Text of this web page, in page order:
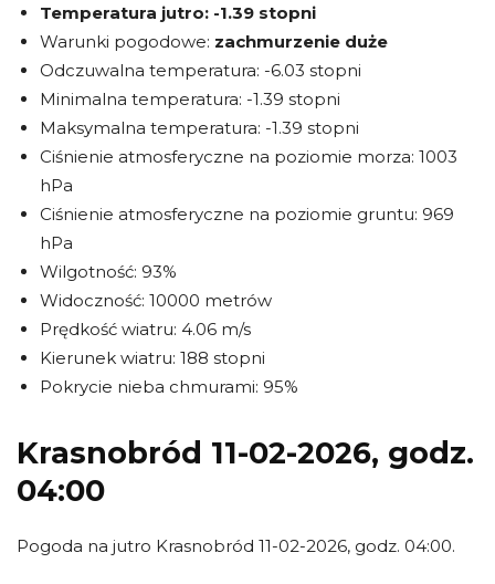
Temperatura jutro: -1.39 stopni
Warunki pogodowe: zachmurzenie duże
Odczuwalna temperatura: -6.03 stopni
Minimalna temperatura: -1.39 stopni
Maksymalna temperatura: -1.39 stopni
Ciśnienie atmosferyczne na poziomie morza: 1003
hPa
Ciśnienie atmosferyczne na poziomie gruntu: 969
hPa
Wilgotność: 93%
Widoczność: 10000 metrów
Prędkość wiatru: 4.06 m/s
Kierunek wiatru: 188 stopni
Pokrycie nieba chmurami: 95%
Krasnobród 11-02-2026, godz.
04:00
Pogoda na jutro Krasnobród 11-02-2026, godz. 04:00.